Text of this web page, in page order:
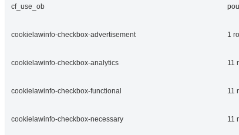
cf_use_ob
cookielawinfo-checkbox-advertisement 1
cookielawinfo-checkbox-analytics 11
cookielawinfo-checkbox-functional 11
cookielawinfo-checkbox-necessary 11